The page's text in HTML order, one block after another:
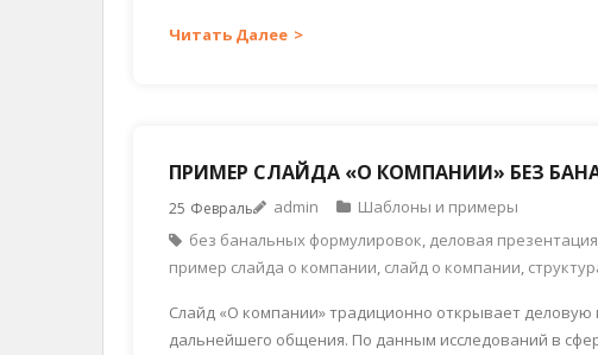
Читать Далее
ПРИМЕР СЛАЙДА «О КОМПАНИИ» БЕЗ
25 Февраль admin
Шаблоны и примеры
без банальных формулировок, деловая презентация
пример слайда о компании, слайд о компании,
Слайд «О компании» традиционно открывает
дальнейшего общения. По данным исследований в